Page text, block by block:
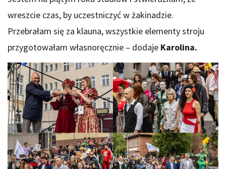
wreszcie czas, by uczestniczyć w żakinadzie.
Przebrałam się za klauna, wszystkie elementy stroju
przygotowałam własnoręcznie – dodaje Karolina.